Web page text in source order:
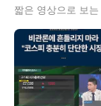
짧은 영상으로 보